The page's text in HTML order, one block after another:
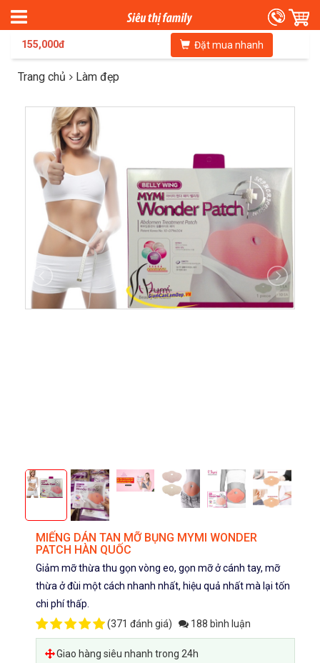
155,000đ Đặt mua nhanh
Trang chủ Làm đẹp
MIẾNG DÁN TAN MỠ BỤNG MYMI WONDER
PATCH HÀN QUỐC
Giảm mỡ thừa thu gọn vòng eo, gọn mỡ ở cánh tay, mỡ
thừa ở đùi một cách nhanh nhất, hiệu quả nhất mà lại tốn
chi phí thấp.
(371 đánh giá) 188 bình luận
Giao hàng siêu nhanh trong 24h